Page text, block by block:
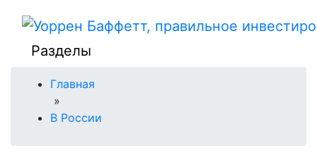
Разделы
Главная
»
В России